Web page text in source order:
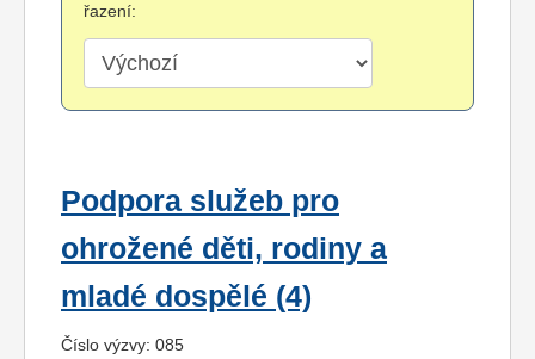
řazení:
Podpora služeb pro
ohrožené děti, rodiny a
mladé dospělé (4)
Číslo výzvy: 085